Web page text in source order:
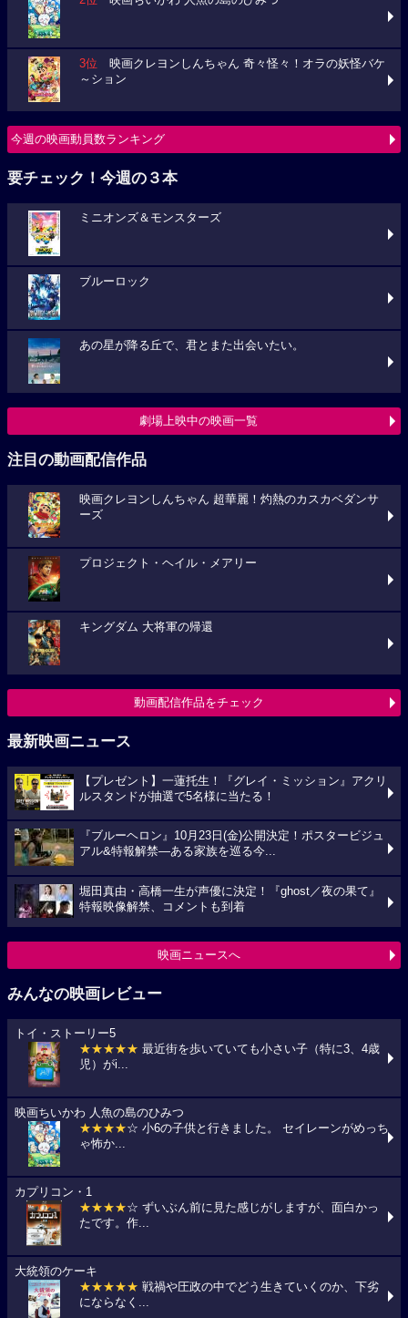
3位 映画クレヨンしんちゃん 奇々怪々！オラの妖怪バケ
～ション
今週の映画動員数ランキング
要チェック！今週の３本
ミニオンズ＆モンスターズ
ブルーロック
あの星が降る丘で、君とまた出会いたい。
劇場上映中の映画一覧
注目の動画配信作品
映画クレヨンしんちゃん 超華麗！灼熱のカスカベダンサ
ーズ
プロジェクト・ヘイル・メアリー
キングダム 大将軍の帰還
動画配信作品をチェック
最新映画ニュース
【プレゼント】一蓮托生！『グレイ・ミッション』アクリ
ルスタンドが抽選で5名様に当たる！
『ブルーヘロン』10月23日(金)公開決定！ポスタービジュ
アル&特報解禁―ある家族を巡る今...
堀田真由・高橋一生が声優に決定！『ghost／夜の果て』
特報映像解禁、コメントも到着
映画ニュースへ
みんなの映画レビュー
トイ・ストーリー5
★★★★★ 最近街を歩いていても小さい子（特に3、4歳
児）がi...
映画ちいかわ 人魚の島のひみつ
★★★★☆ 小6の子供と行きました。 セイレーンがめっち
ゃ怖か...
カプリコン・1
★★★★☆ ずいぶん前に見た感じがしますが、面白かっ
たです。作...
大統領のケーキ
★★★★★ 戦禍や圧政の中でどう生きていくのか、下劣
にならなく...